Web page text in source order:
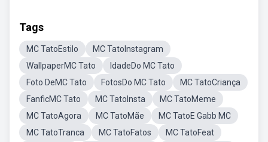
Tags
MC TatoEstilo
MC TatoInstagram
WallpaperMC Tato
IdadeDo MC Tato
Foto DeMC Tato
FotosDo MC Tato
MC TatoCriança
FanficMC Tato
MC TatoInsta
MC TatoMeme
MC TatoAgora
MC TatoMãe
MC TatoE Gabb MC
MC TatoTranca
MC TatoFatos MC TatoFeat